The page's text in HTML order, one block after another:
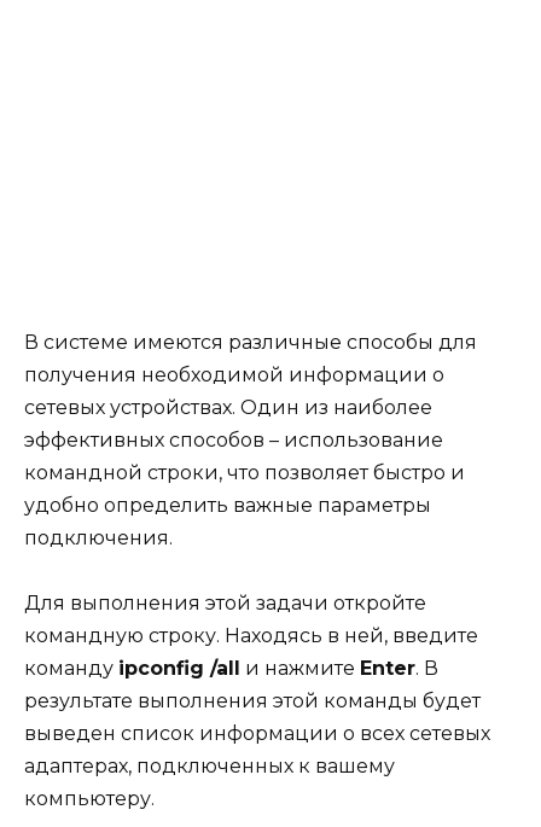
В системе имеются различные способы для
получения необходимой информации о
сетевых устройствах. Один из наиболее
эффективных способов – использование
командной строки, что позволяет быстро и
удобно определить важные параметры
подключения.
Для выполнения этой задачи откройте
командную строку. Находясь в ней, введите
команду ipconfig /all и нажмите Enter. В
результате выполнения этой команды будет
выведен список информации о всех сетевых
адаптерах, подключенных к вашему
компьютеру.